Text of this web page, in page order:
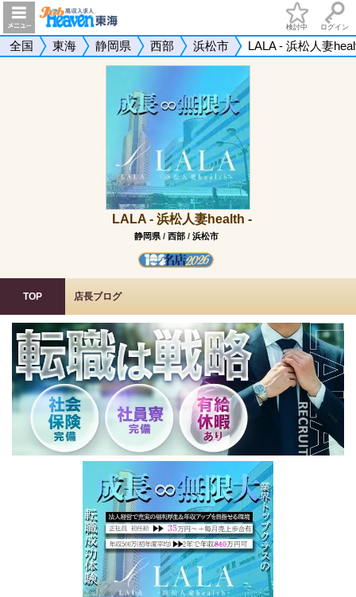
検討中 ログイン
全国 東海 静岡県 西部 浜松市 LALA - 浜松人妻
LALA - 浜松人妻health -
静岡県/ 西部/ 浜松市
TOP 店長ブログ